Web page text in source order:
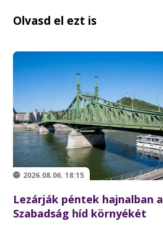
Olvasd el ezt is
2026.08.06. 18:15
Lezárják péntek hajnalban a
Szabadság híd környékét